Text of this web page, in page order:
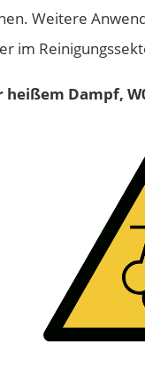
Weitere
im
Dampf,